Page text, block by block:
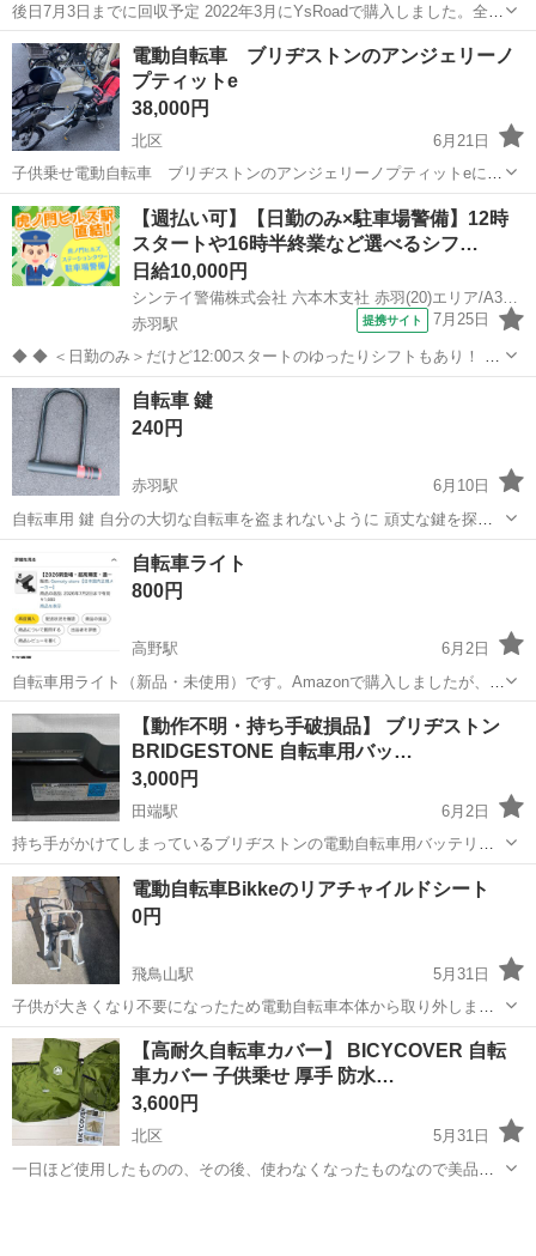
後日7月3日までに回収予定 2022年3月にYsRoadで購入しました。全体
的に良好な状態です。常に屋内で保管していました。多少の使用感は
ありますが、ブレーキとギアは調整が必要かもしれません。オリジナ
ルのSoraコンポーネ...
東京 北区 板橋駅 その他 Jamis
電動自転車 ブリヂストンのアンジェリーノ
プティットe
38,000円
北区
6月21日
子供乗せ電動自転車 ブリヂストンのアンジェリーノプティットeにな
ります。 2014年に新品購入 サドルは一度も取り替えてないので破れ
あります。 上からカバーをかけて使用してました。 乗る時に音します
が、通常乗るには影響は...
東京 北区 電動アシスト自転車
【週払い可】【日勤のみ×駐車場警備】12時
スタートや16時半終業など選べるシフ…
日給10,000円
シンテイ警備株式会社 六本木支社 赤羽(20)エリア/A3203200117
赤羽駅
提携サイト 7月25日
◆ ◆ ＜日勤のみ＞だけど12:00スタートのゆったりシフトもあり！ 4
パターンのシフトがあるから ライフスタイルに合わせて働ける♪ 虎ノ
門ヒルズ駅直結だから 雨でも濡れずに通勤できますよ！ ＼未経験スタ
ートでも大歓迎...
東京 北区 赤羽駅
自転車 鍵
240円
赤羽駅
6月10日
自転車用 鍵 自分の大切な自転車を盗まれないように 頑丈な鍵を探し2
本付けていたうちの1つです。 重ためでしっかりしています。 元値
1000円程 受け渡しは赤羽駅か赤羽駅から5分程の場所です。
赤羽駅 その他
自転車ライト
800円
高野駅
6月2日
自転車用ライト（新品・未使用）です。Amazonで購入しましたが、使
用する機会がなかったため出品いたします。USB充電式で、モバイル
バッテリーからの充電にも対応しています。
東京 北区 高野駅 その他
【動作不明・持ち手破損品】 ブリヂストン
BRIDGESTONE 自転車用バッ…
3,000円
田端駅
6月2日
持ち手がかけてしまっているブリヂストンの電動自転車用バッテリー
BT-B200です。 充電器が手元にないためどの程度使用できるか等が不
明なものです。 ただ捨てるのももったいなかったので、ブリヂストン
の電動自転車をお持ちの方...
東京 北区 田端駅 電動アシスト自転車 ブリヂストン
電動自転車Bikkeのリアチャイルドシート
0円
飛鳥山駅
5月31日
子供が大きくなり不要になったため電動自転車本体から取り外しまし
た。取りにきてくれる方を優先にお譲りします。 10年位利用し、カバ
ー等はかけていなかったため経年劣化あります。 取付用のネジは付い
ていませんが、市販のネジで代...
東京 北区 飛鳥山駅 その他
【高耐久自転車カバー】 BICYCOVER 自転
車カバー 子供乗せ 厚手 防水…
3,600円
北区
5月31日
一日ほど使用したものの、その後、使わなくなったものなので美品で